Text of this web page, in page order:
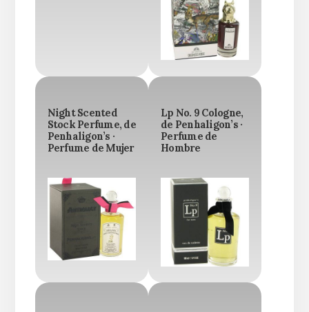
Night Scented
Stock Perfume, de
Penhaligon’s ·
Perfume de Mujer
Lp No. 9 Cologne,
de Penhaligon’s ·
Perfume de
Hombre